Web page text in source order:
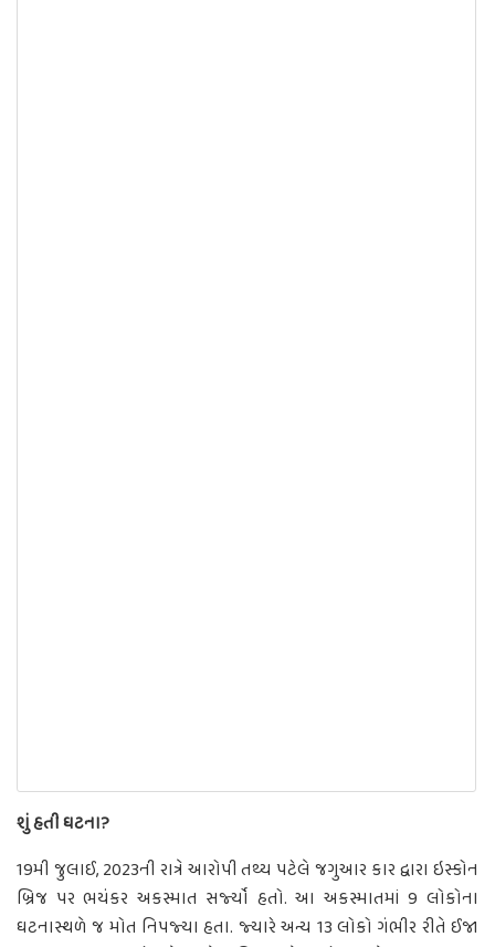
શું હતી ઘટના?
19મી જુલાઈ, 2023ની રાત્રે આરોપી તથ્ય પટેલે જગુઆર કાર દ્વારા ઇસ્કોન
બ્રિજ પર ભયંકર અકસ્માત સર્જ્યો હતો. આ અકસ્માતમાં 9 લોકોના
ઘટનાસ્થળે જ મોત નિપજ્યા હતા. જ્યારે અન્ય 13 લોકો ગંભીર રીતે ઈજા